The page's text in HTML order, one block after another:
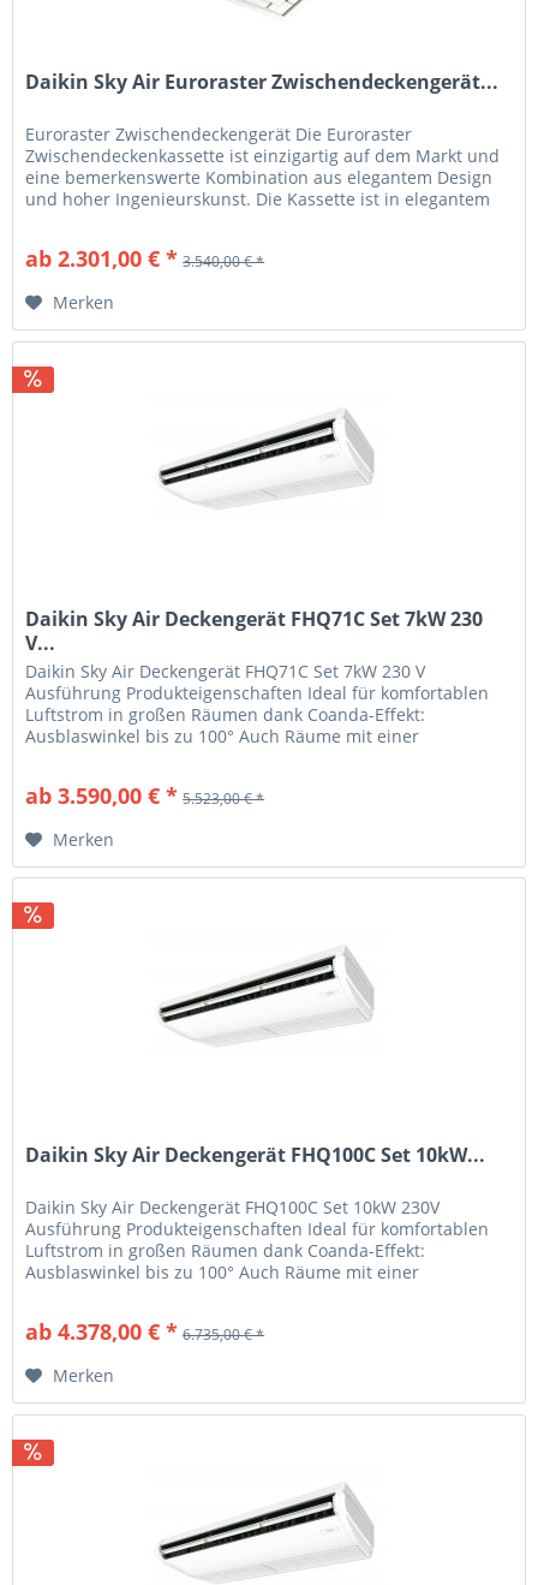
Daikin Sky Air Euroraster Zwischendeckengerät...
Euroraster Zwischendeckengerät Die Euroraster
Zwischendeckenkassette ist einzigartig auf dem Markt und
eine bemerkenswerte Kombination aus elegantem Design
und hoher Ingenieurskunst. Die Kassette ist in elegantem
ab 2.301,00 € * 3.540,00 € *
Merken
Daikin Sky Air Deckengerät FHQ71C Set 7kW 230
V...
Daikin Sky Air Deckengerät FHQ71C Set 7kW 230 V
Ausführung Produkteigenschaften Ideal für komfortablen
Luftstrom in großen Räumen dank Coanda-Effekt:
Ausblaswinkel bis zu 100° Auch Räume mit einer
ab 3.590,00 € * 5.523,00 € *
Merken
Daikin Sky Air Deckengerät FHQ100C Set 10kW...
Daikin Sky Air Deckengerät FHQ100C Set 10kW 230V
Ausführung Produkteigenschaften Ideal für komfortablen
Luftstrom in großen Räumen dank Coanda-Effekt:
Ausblaswinkel bis zu 100° Auch Räume mit einer
ab 4.378,00 € * 6.735,00 € *
Merken